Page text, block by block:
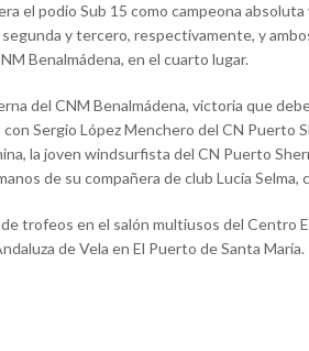
el podio Sub 15 como campeona
y tercero, respectivamente, y
Benalmádena, en el cuarto lugar.
del CNM Benalmádena, victoria que
Sergio López Menchero del CN Puerto
la joven windsurfista del CN Puerto
de su compañera de club Lucía Selma,
trofeos en el salón multiusos del Centro
de Vela en El Puerto de Santa María.